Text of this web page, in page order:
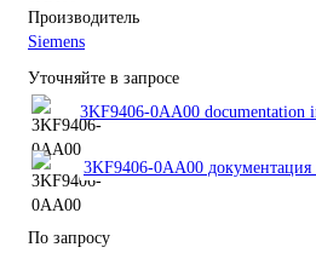
Производитель
Siemens
Уточняйте в запросе
3KF9406-0AA00 documentation
3KF9406-0AA00 документация
По запросу